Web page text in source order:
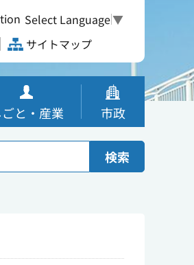
Select Language▼
サイトマップ
ごと・産業 市政
検索